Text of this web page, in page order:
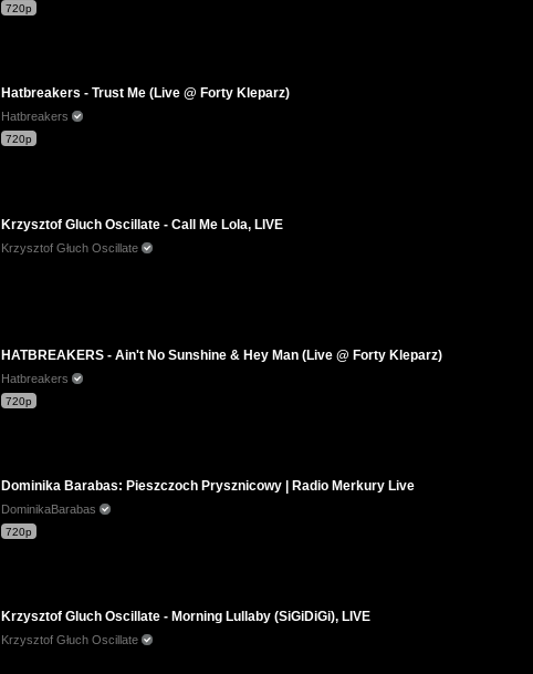
720p
Hatbreakers - Trust Me (Live @ Forty Kleparz)
Hatbreakers
720p
Krzysztof Gluch Oscillate - Call Me Lola, LIVE
Krzysztof Głuch Oscillate
HATBREAKERS - Ain't No Sunshine & Hey Man (Live @ Forty Kleparz)
Hatbreakers
720p
Dominika Barabas: Pieszczoch Prysznicowy | Radio Merkury Live
DominikaBarabas
720p
Krzysztof Gluch Oscillate - Morning Lullaby (SiGiDiGi), LIVE
Krzysztof Głuch Oscillate